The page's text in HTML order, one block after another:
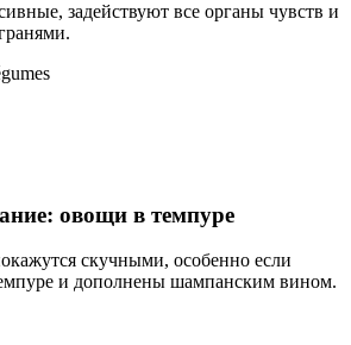
задействуют все органы чувств и
овощи в темпуре
скучными, особенно если
и дополнены шампанским вином.